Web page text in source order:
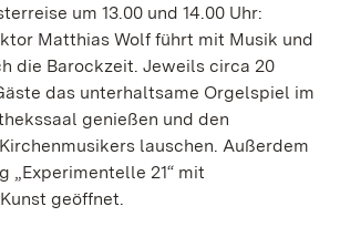
um 13.00 und 14.00 Uhr:
Matthias Wolf führt mit Musik und
die Barockzeit. Jeweils circa 20
das unterhaltsame Orgelspiel im
genießen und den
lauschen. Außerdem
„Experimentelle 21“ mit
geöffnet.